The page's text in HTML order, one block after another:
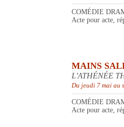
COMÉDIE
Acte pour acte,
MAINS
L'ATHÉNÉE
Du jeudi 7 mai au
COMÉDIE
Acte pour acte,